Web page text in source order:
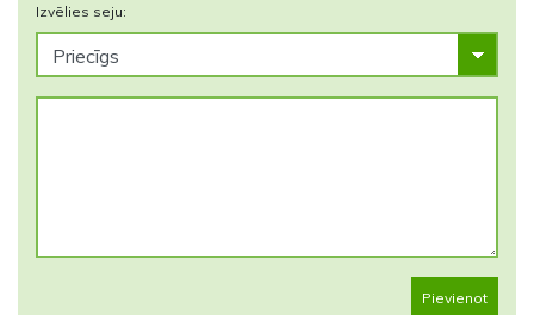
Izvēlies seju:
Pievienot